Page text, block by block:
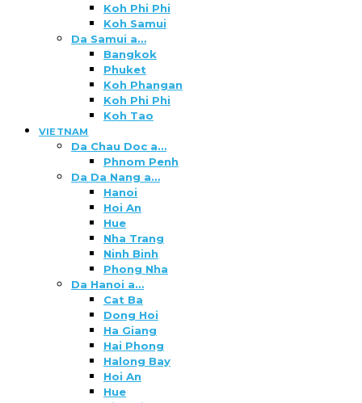
Koh Phi Phi
Koh Samui
Da Samui a…
Bangkok
Phuket
Koh Phangan
Koh Phi Phi
Koh Tao
VIETNAM
Da Chau Doc a…
Phnom Penh
Da Da Nang a…
Hanoi
Hoi An
Hue
Nha Trang
Ninh Binh
Phong Nha
Da Hanoi a…
Cat Ba
Dong Hoi
Ha Giang
Hai Phong
Halong Bay
Hoi An
Hue